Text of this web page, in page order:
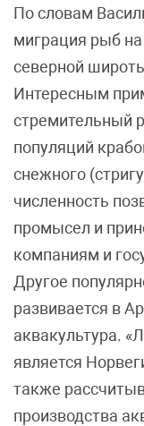
По словам
миграция рыб
северной
Интересным
стремительный
популяций
снежного
численность
промысел и
компаниям и
Другое
развивается в
аквакультура.
является
также
производства